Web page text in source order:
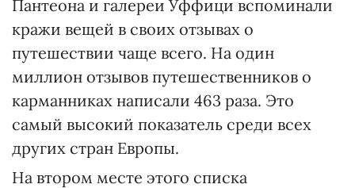
Пантеона и галереи Уффици вспоминали
кражи вещей в своих отзывах о
путешествии чаще всего. На один
миллион отзывов путешественников о
карманниках написали 463 раза. Это
самый высокий показатель среди всех
других стран Европы.
На втором месте этого списка